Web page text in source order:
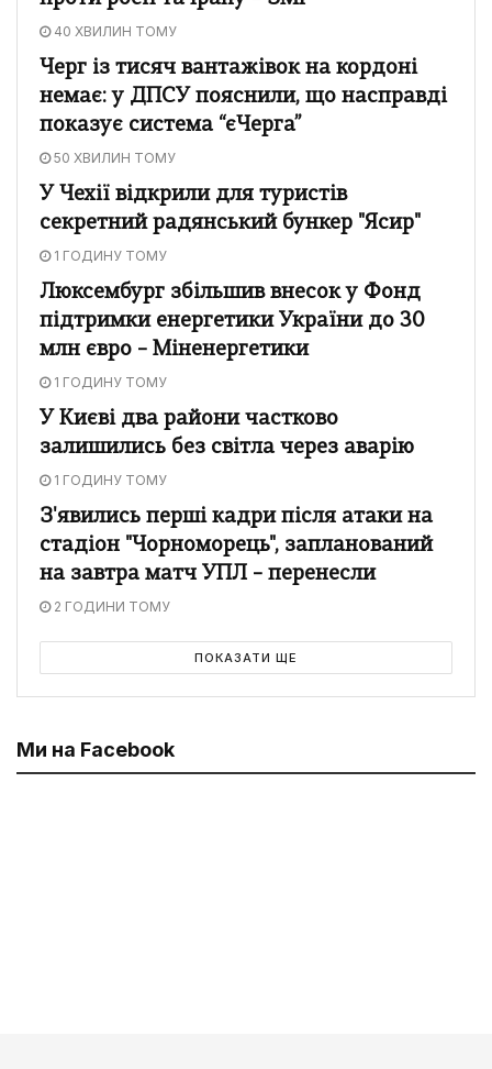
40 ХВИЛИН ТОМУ
Черг із тисяч вантажівок на кордоні
немає: у ДПСУ пояснили, що насправді
показує система “єЧерга”
50 ХВИЛИН ТОМУ
У Чехії відкрили для туристів
секретний радянський бункер "Ясир"
1 ГОДИНУ ТОМУ
Люксембург збільшив внесок у Фонд
підтримки енергетики України до 30
млн євро – Міненергетики
1 ГОДИНУ ТОМУ
У Києві два райони частково
залишились без світла через аварію
1 ГОДИНУ ТОМУ
З'явились перші кадри після атаки на
стадіон "Чорноморець", запланований
на завтра матч УПЛ – перенесли
2 ГОДИНИ ТОМУ
ПОКАЗАТИ ЩЕ
Ми на Facebook